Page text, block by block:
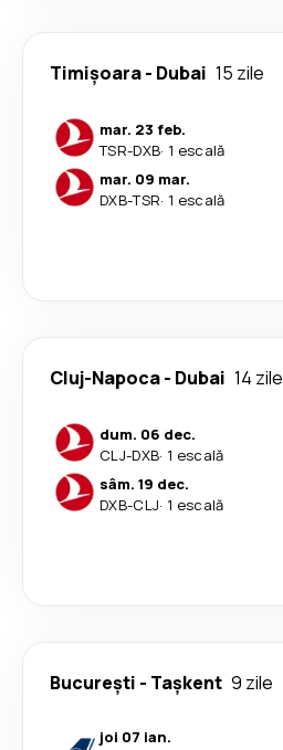
Timișoara- Dubai 15 zile
mar. 23 feb.
TSR-DXB· 1 escală
mar. 09 mar.
DXB-TSR· 1 escală
Cluj-Napoca- Dubai 14 zile
dum. 06 dec.
CLJ-DXB· 1 escală
sâm. 19 dec.
DXB-CLJ· 1 escală
București - Tașkent 9 zile
joi 07 ian.